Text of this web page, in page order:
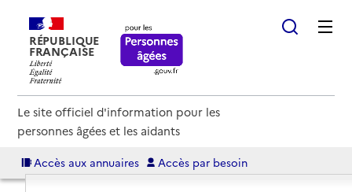
RÉPUBLIQUE
FRANÇAISE
Le site officiel d'information pour les
personnes âgées et les aidants
Accès aux annuaires Accès par besoin